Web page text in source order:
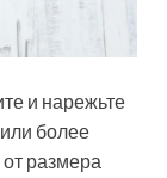
и нарежьте
более
размера